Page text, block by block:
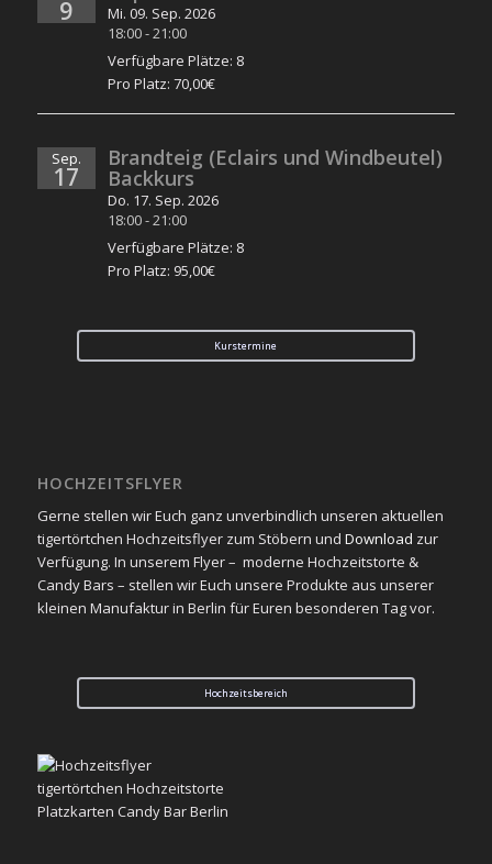
9
Mi. 09. Sep. 2026
18:00-21:00
Verfügbare Plätze: 8
Pro Platz: 70,00€
Sep.
17
Brandteig (Eclairs und Windbeutel)
Backkurs
Do. 17. Sep. 2026
18:00-21:00
Verfügbare Plätze: 8
Pro Platz: 95,00€
Kurstermine
HOCHZEITSFLYER
Gerne stellen wir Euch ganz unverbindlich unseren aktuellen
tigertörtchen Hochzeitsflyer zum Stöbern und Download zur
Verfügung. In unserem Flyer – moderne Hochzeitstorte &
Candy Bars – stellen wir Euch unsere Produkte aus unserer
kleinen Manufaktur in Berlin für Euren besonderen Tag vor.
Hochzeitsbereich